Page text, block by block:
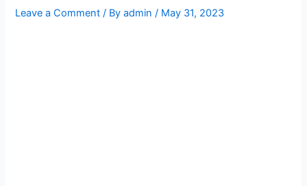
Leave a Comment / Byadmin/ May 31, 2023